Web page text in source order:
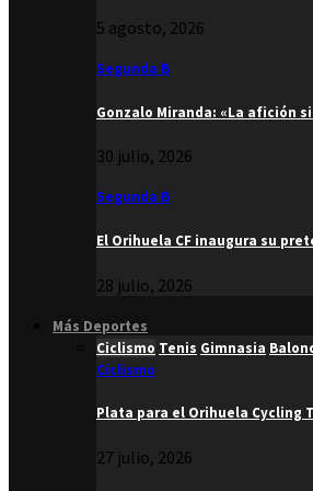
5 agosto, 2026
Segunda B
Gonzalo Miranda: «La afición
30 julio, 2026
Segunda B
El Orihuela CF inaugura su
28 julio, 2026
Más Deportes
Ciclismo Tenis Gimnasia
Ciclismo
Plata para el Orihuela Cycling
27 julio, 2026